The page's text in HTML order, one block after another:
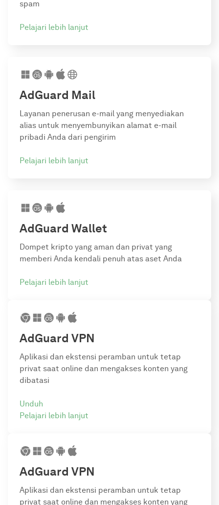
spam
Pelajari lebih lanjut
AdGuard Mail
Layanan penerusan e-mail yang menyediakan
alias untuk menyembunyikan alamat e-mail
pribadi Anda dari pengirim
Pelajari lebih lanjut
AdGuard Wallet
Dompet kripto yang aman dan privat yang
memberi Anda kendali penuh atas aset Anda
Pelajari lebih lanjut
AdGuard VPN
Aplikasi dan ekstensi peramban untuk tetap
privat saat online dan mengakses konten yang
dibatasi
Pelajari lebih lanjut
Unduh
AdGuard VPN
Aplikasi dan ekstensi peramban untuk tetap
privat saat online dan mengakses konten yang